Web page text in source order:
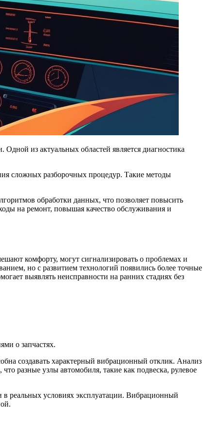
из актуальных областей является диагностика
сложных разборочных процедур. Такие методы
обработки данных, что позволяет повысить
на ремонт, повышая качество обслуживания и
комфорту, могут сигнализировать о проблемах и
но с развитием технологий появились более точные
выявлять неисправности на ранних стадиях без
о запчастях.
создавать характерный вибрационный отклик. Анализ
разные узлы автомобиля, такие как подвеска, рулевое
в реальных условиях эксплуатации. Вибрационный